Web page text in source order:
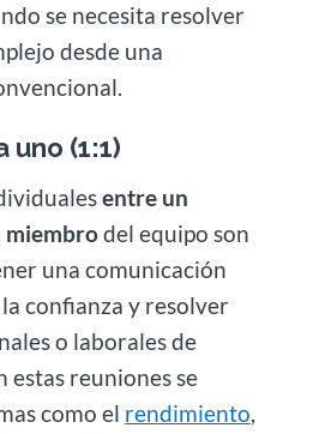
se necesita resolver
desde una
uno (1:1)
entre un
miembrodel equipo son
una comunicación
confianza y resolver
o laborales de
estas reuniones se
como el rendimiento,